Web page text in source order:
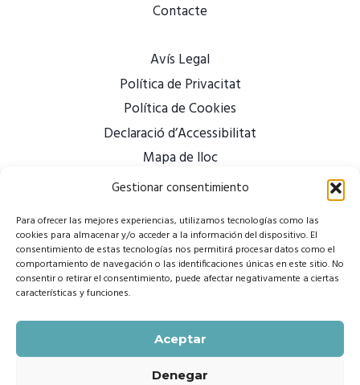
Gestionar consentimiento
Para ofrecer las mejores experiencias, utilizamos tecnologías como las
cookies para almacenar y/o acceder a la información del dispositivo. El
consentimiento de estas tecnologías nos permitirá procesar datos como el
comportamiento de navegación o las identificaciones únicas en este sitio. No
consentir o retirar el consentimiento, puede afectar negativamente a ciertas
características y funciones.
Aceptar
Denegar
Contacte
Avís Legal
Política de Privacitat
Política de Cookies
Declaració d’Accessibilitat
Mapa de lloc